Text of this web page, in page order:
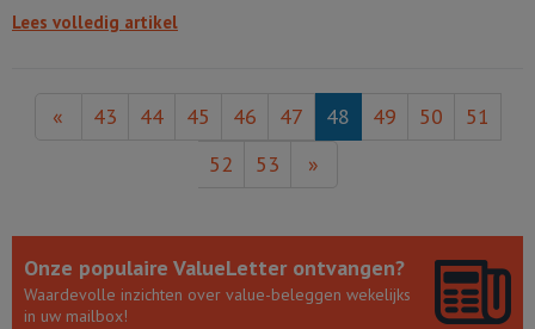
Lees volledig artikel
« 43 44 45 46 47 48 49 50
51
52
53 »
Onze populaire ValueLetter ontvangen?
Waardevolle inzichten over value-beleggen wekelijks
in uw mailbox!